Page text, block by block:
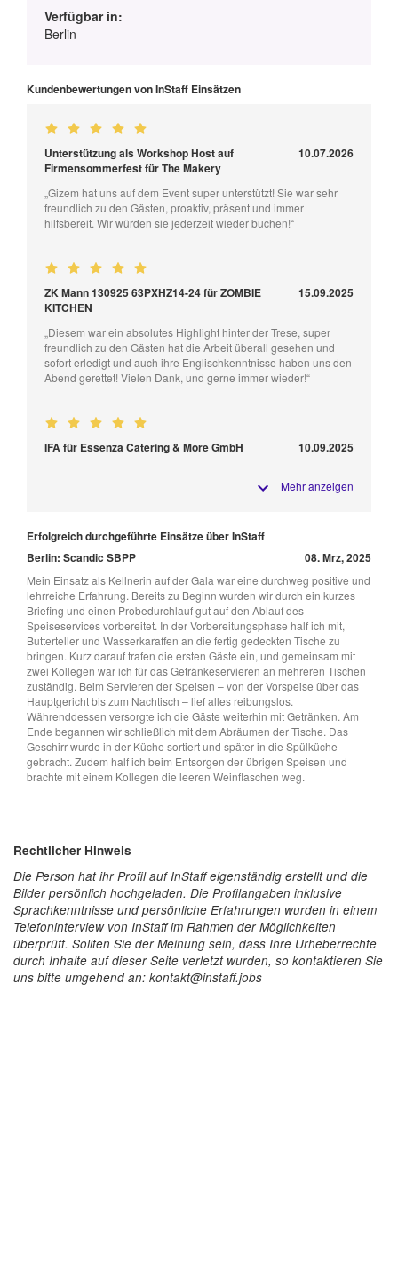
Verfügbar in:
Berlin
Kundenbewertungen von InStaff Einsätzen
Unterstützung als Workshop Host auf
Firmensommerfest für The Makery
10.07.2026
„Gizem hat uns auf dem Event super unterstützt! Sie war sehr
freundlich zu den Gästen, proaktiv, präsent und immer
hilfsbereit. Wir würden sie jederzeit wieder buchen!“
ZK Mann 130925 63PXHZ14-24 für ZOMBIE
KITCHEN
15.09.2025
„Diesem war ein absolutes Highlight hinter der Trese, super
freundlich zu den Gästen hat die Arbeit überall gesehen und
sofort erledigt und auch ihre Englischkenntnisse haben uns den
Abend gerettet! Vielen Dank, und gerne immer wieder!“
IFA für Essenza Catering & More GmbH 10.09.2025
Mehr anzeigen
Erfolgreich durchgeführte Einsätze über InStaff
Berlin: Scandic SBPP
08. Mrz, 2025
Mein Einsatz als Kellnerin auf der Gala war eine durchweg positive und
lehrreiche Erfahrung. Bereits zu Beginn wurden wir durch ein kurzes
Briefing und einen Probedurchlauf gut auf den Ablauf des
Speiseservices vorbereitet. In der Vorbereitungsphase half ich mit,
Butterteller und Wasserkaraffen an die fertig gedeckten Tische zu
bringen. Kurz darauf trafen die ersten Gäste ein, und gemeinsam mit
zwei Kollegen war ich für das Getränkeservieren an mehreren Tischen
zuständig. Beim Servieren der Speisen – von der Vorspeise über das
Hauptgericht bis zum Nachtisch – lief alles reibungslos.
Währenddessen versorgte ich die Gäste weiterhin mit Getränken. Am
Ende begannen wir schließlich mit dem Abräumen der Tische. Das
Geschirr wurde in der Küche sortiert und später in die Spülküche
gebracht. Zudem half ich beim Entsorgen der übrigen Speisen und
brachte mit einem Kollegen die leeren Weinflaschen weg.
Rechtlicher Hinweis
Die Person hat ihr Profil auf InStaff eigenständig erstellt und die
Bilder persönlich hochgeladen. Die Profilangaben inklusive
Sprachkenntnisse und persönliche Erfahrungen wurden in einem
Telefoninterview von InStaff im Rahmen der Möglichkeiten
überprüft. Sollten Sie der Meinung sein, dass Ihre Urheberrechte
durch Inhalte auf dieser Seite verletzt wurden, so kontaktieren Sie
uns bitte umgehend an: kontakt@instaff.jobs